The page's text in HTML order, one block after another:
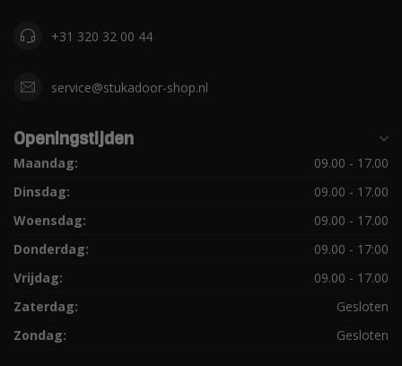
+31 320 32 00 44
service@stukadoor-shop.nl
Openingstijden
Maandag:
09.00 - 17.00
Dinsdag:
09.00 - 17.00
Woensdag:
09.00 - 17.00
Donderdag:
09.00 - 17:00
Vrijdag:
09.00 - 17.00
Zaterdag:
Gesloten
Zondag:
Gesloten